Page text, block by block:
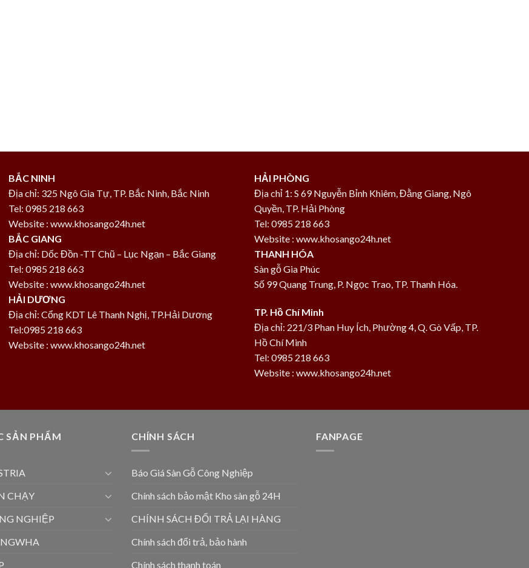
BẮC NINH
Địa chỉ: 325 Ngô Gia Tự, TP. Bắc Ninh, Bắc Ninh
Tel: 0985 218 663
Website : www.khosango24h.net
BẮC GIANG
Địa chỉ: Dốc Đồn -TT Chũ – Lục Ngạn – Bắc Giang
Tel: 0985 218 663
Website : www.khosango24h.net
HẢI DƯƠNG
Địa chỉ: Cổng KDT Lê Thanh Nghị, TP.Hải Dương
Tel:0985 218 663
Website : www.khosango24h.net
HẢI PHÒNG
Địa chỉ 1: S 69 Nguyễn Bỉnh Khiêm, Đằng Giang, Ngô
Quyền, TP. Hải Phòng
Tel: 0985 218 663
Website : www.khosango24h.net
THANH HÓA
Sàn gỗ Gia Phúc
Số 99 Quang Trung, P. Ngọc Trao, TP. Thanh Hóa.
TP. Hồ Chí Minh
Địa chỉ: 221/3 Phan Huy Ích, Phường 4, Q. Gò Vấp, TP.
Hồ Chí Minh
Tel: 0985 218 663
Website : www.khosango24h.net
SẢN PHẨM
CHẠY
NGHIỆP
CHÍNH SÁCH
Báo Giá Sàn Gỗ Công Nghiệp
Chính sách bảo mật Kho sàn gỗ 24H
CHÍNH SÁCH ĐỔI TRẢ LẠI HÀNG
Chính sách đổi trả, bảo hành
Chính sách thanh toán
FANPAGE